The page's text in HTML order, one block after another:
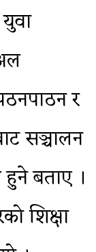
र
सञ्चालन
बताए ।
शिक्षा